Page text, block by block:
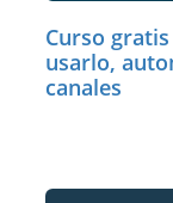
Curso
usarlo,
canales